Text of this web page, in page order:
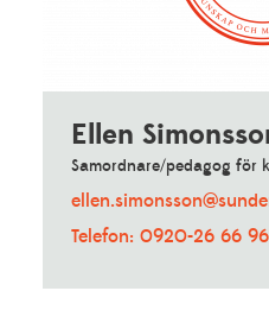
Ellen
Samordnare/pedagog för
Telefon: 0920-26 66 96